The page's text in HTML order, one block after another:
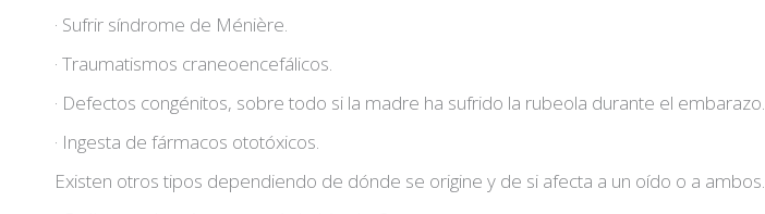
· Sufrir síndrome de Ménière.
· Traumatismos craneoencefálicos.
· Defectos congénitos, sobre todo si la madre ha sufrido la rubeola durante el embarazo.
· Ingesta de fármacos ototóxicos.
Existen otros tipos dependiendo de dónde se origine y de si afecta a un oído o a ambos.